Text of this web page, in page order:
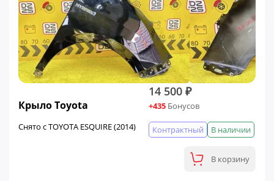
Крыло Toyota
Снято с TOYOTA ESQUIRE (2014)
14 500 ₽
+435 Бонусов
В наличии
Контрактный
В корзину